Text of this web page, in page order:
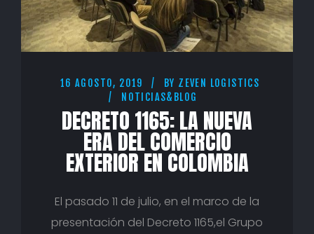
16 AGOSTO, 2019 BY ZEVEN LOGISTICS
NOTICIAS&BLOG
DECRETO 1165: LA NUEVA
ERA DEL COMERCIO
EXTERIOR EN COLOMBIA
El pasado 11 de julio, en el marco de la
presentación del Decreto 1165,el Grupo